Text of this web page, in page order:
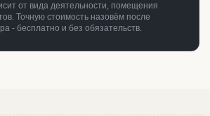
от вида деятельности, помещения
Точную стоимость назовём после
- бесплатно и без обязательств.